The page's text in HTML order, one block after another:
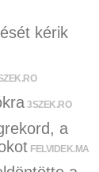
kérik
3SZEK.RO
a
FELVIDEK.MA